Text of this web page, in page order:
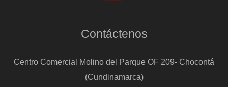
Contáctenos
Centro Comercial Molino del Parque OF 209- Chocontá
(Cundinamarca)